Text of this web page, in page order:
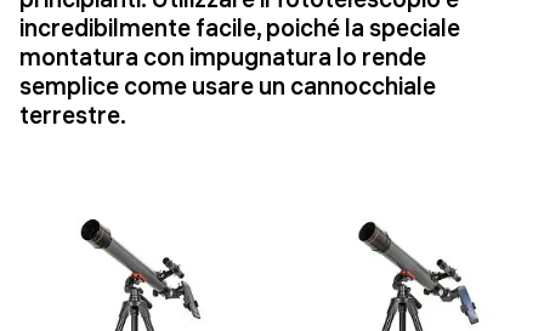
incredibilmente facile, poiché la speciale
montatura con impugnatura lo rende
semplice come usare un cannocchiale
terrestre.